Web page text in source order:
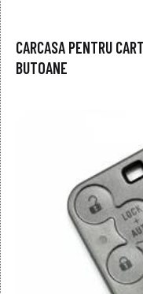
CARCASA PENTRU
BUTOANE